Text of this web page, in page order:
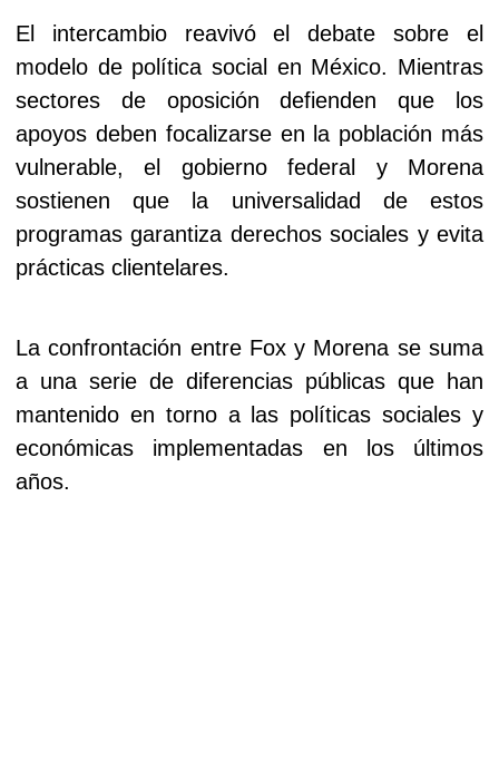
El intercambio reavivó el debate sobre el
modelo de política social en México. Mientras
sectores de oposición defienden que los
apoyos deben focalizarse en la población más
vulnerable, el gobierno federal y Morena
sostienen que la universalidad de estos
programas garantiza derechos sociales y evita
prácticas clientelares.
La confrontación entre Fox y Morena se suma
a una serie de diferencias públicas que han
mantenido en torno a las políticas sociales y
económicas implementadas en los últimos
años.